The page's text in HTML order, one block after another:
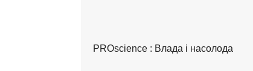
PROscience : Влада і насолода